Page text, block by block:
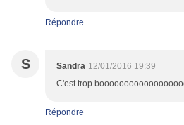
Répondre
S Sandra 12/01/2016 19:39
C'est trop
Répondre